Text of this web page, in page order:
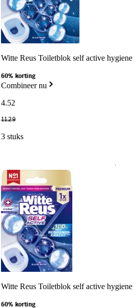
Witte Reus Toiletblok self active hygiene
60% korting
Combineer nu
4.52
11.29
3 stuks
Witte Reus Toiletblok self active hygiene
60% korting